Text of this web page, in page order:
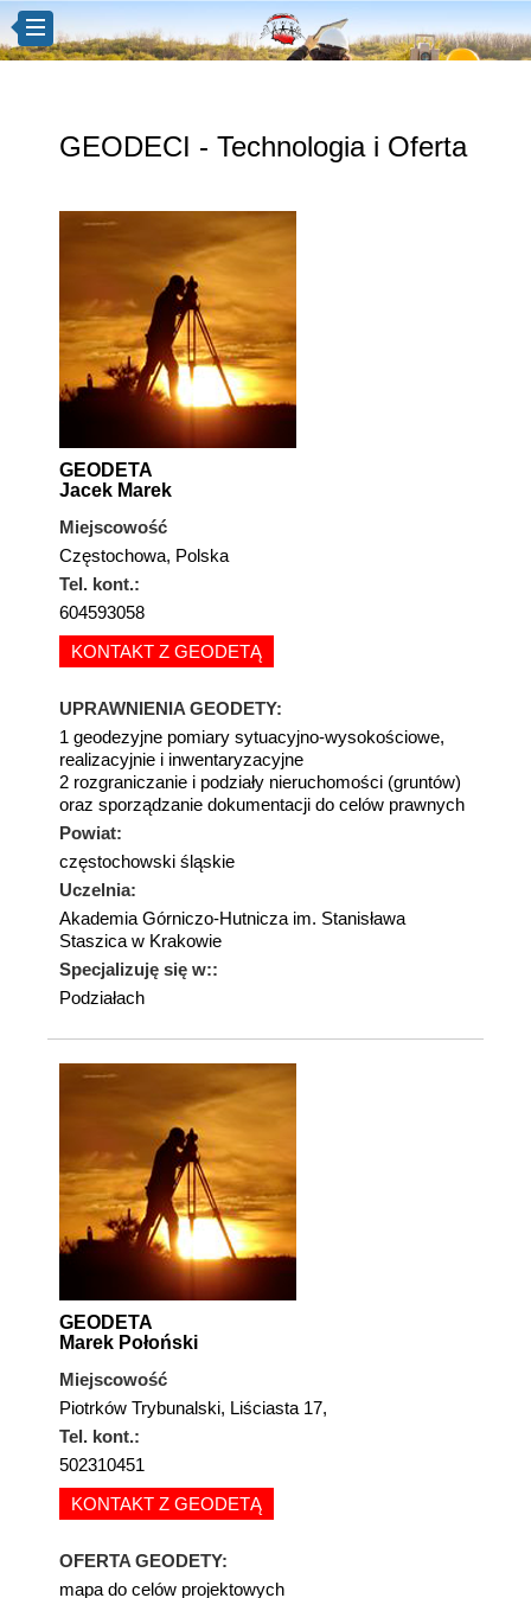
GEODECI - Technologia i Oferta
GEODETA
Jacek Marek
Miejscowość
Częstochowa, Polska
Tel. kont.:
604593058
KONTAKT Z GEODETĄ
UPRAWNIENIA GEODETY:
1 geodezyjne pomiary sytuacyjno-wysokościowe,
realizacyjnie i inwentaryzacyjne
2 rozgraniczanie i podziały nieruchomości (gruntów)
oraz sporządzanie dokumentacji do celów prawnych
Powiat:
częstochowski śląskie
Uczelnia:
Akademia Górniczo-Hutnicza im. Stanisława
Staszica w Krakowie
Specjalizuję się w::
Podziałach
GEODETA
Marek Połoński
Miejscowość
Piotrków Trybunalski, Liściasta 17,
Tel. kont.:
502310451
KONTAKT Z GEODETĄ
OFERTA GEODETY:
mapa do celów projektowych